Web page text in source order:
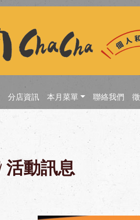
分店資訊 本月菜單 聯絡我們
活動訊息